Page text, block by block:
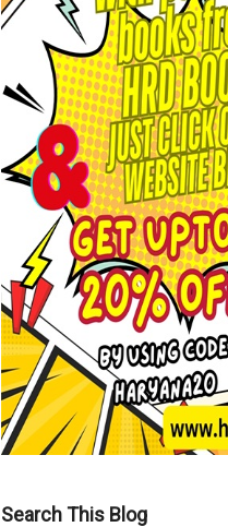
Search This Blog